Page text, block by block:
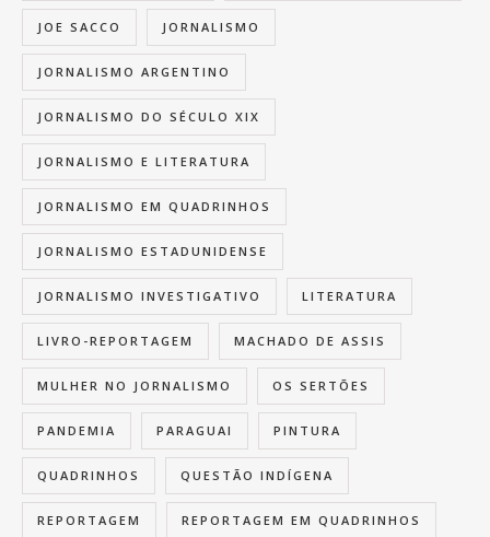
JOE SACCO JORNALISMO
JORNALISMO ARGENTINO
JORNALISMO DO SÉCULO XIX
JORNALISMO E LITERATURA
JORNALISMO EM QUADRINHOS
JORNALISMO ESTADUNIDENSE
JORNALISMO INVESTIGATIVO LITERATURA
LIVRO-REPORTAGEM MACHADO DE ASSIS
MULHER NO JORNALISMO OS SERTÕES
PANDEMIA PARAGUAI PINTURA
QUADRINHOS QUESTÃO INDÍGENA
REPORTAGEM REPORTAGEM EM QUADRINHOS